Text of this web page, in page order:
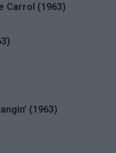
Carrol (1963)
(1963)